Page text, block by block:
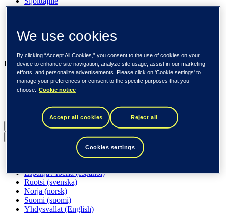
Uutishuone
Tapahtumat
Liiketoimintamme
Tieto Banktech
Tieto Caretech
Tieto Tech Consulting
Suomi (suomi)
Globaali (English)
Espanja / Iberia (español)
Ruotsi (svenska)
Norja (norsk)
Suomi (suomi)
Yhdysvallat (English)
We use cookies
By clicking “Accept All Cookies,” you consent to the use of cookies on your
device to enhance site navigation, analyze site usage, assist in our marketing
efforts, and personalize advertisements. Please click on 'Cookie settings' to
manage your preferences or consent to the specific purposes that you
choose.
Cookie notice
Accept all cookies Reject all
Cookies settings